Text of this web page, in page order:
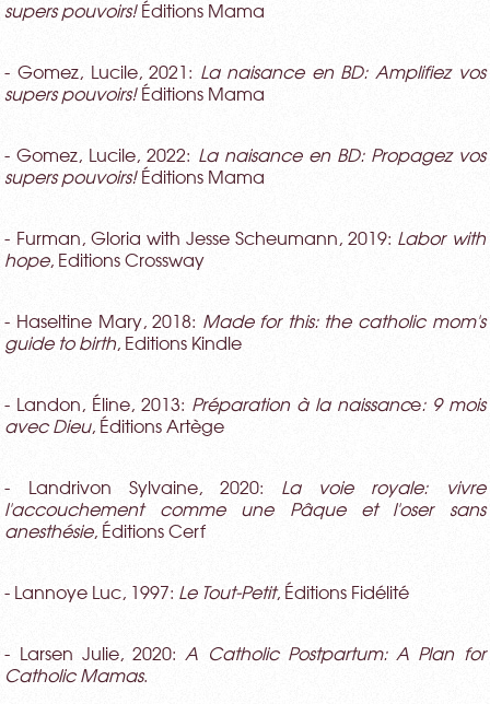
supers pouvoirs!Éditions Mama
- Gomez, Lucile, 2021: La naisance en BD: Amplifiez vos
supers pouvoirs!Éditions Mama
- Gomez, Lucile, 2022: La naisance en BD: Propagez vos
supers pouvoirs! Éditions Mama
- Furman, Gloria with Jesse Scheumann, 2019: Labor with
hope, Editions Crossway
- Haseltine Mary, 2018: Made for this: the catholic mom's
guide to birth, Editions Kindle
- Landon, Éline, 2013: Préparation à la naissance: 9 mois
avec Dieu, Éditions Artège
- Landrivon Sylvaine, 2020: La voie royale: vivre
l'accouchement comme une Pâque et l'oser sans
anesthésie, Éditions Cerf
- Lannoye Luc, 1997: Le Tout-Petit, Éditions Fidélité
- Larsen Julie, 2020: A Catholic Postpartum: A Plan for
Catholic Mamas.